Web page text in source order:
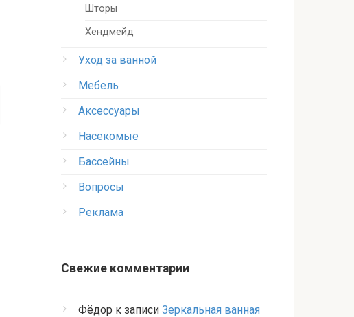
Шторы
Хендмейд
Уход за ванной
Мебель
Аксессуары
Насекомые
Бассейны
Вопросы
Реклама
Свежие комментарии
Фёдор к записи Зеркальная ванная